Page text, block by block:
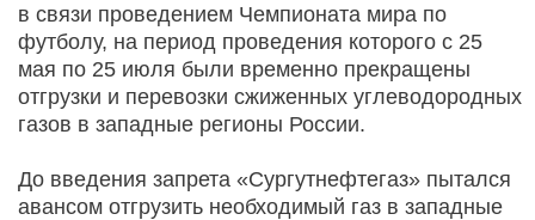
в связи проведением Чемпионата мира по
футболу, на период проведения которого с 25
мая по 25 июля были временно прекращены
отгрузки и перевозки сжиженных углеводородных
газов в западные регионы России.
До введения запрета «Сургутнефтегаз» пытался
авансом отгрузить необходимый газ в западные